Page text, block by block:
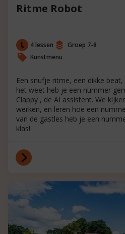
Ritme Robot
4 lessen
Groep 7-8
Kunstmenu
Een snufje ritme, een dikke
het weet heb je een nummer
Clappy , de AI assistent. We
werken, en leren hoe een
van de gastles heb je een
klas!